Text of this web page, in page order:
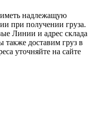
надлежащую
при получении груза.
Линии и адрес склада
также доставим груз в
уточняйте на сайте